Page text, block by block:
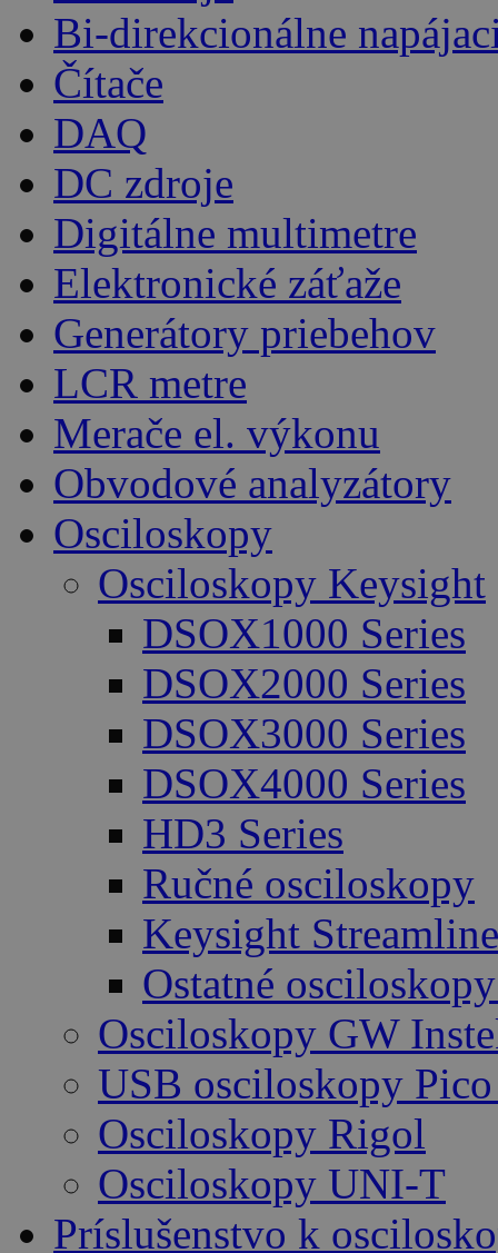
Bi-direkcionálne
Čítače
DAQ
DC zdroje
Digitálne multimetre
Elektronické záťaže
Generátory priebehov
LCR metre
Merače el. výkonu
Obvodové analyzátory
Osciloskopy
Osciloskopy Keysight
DSOX1000 Series
DSOX2000 Series
DSOX3000 Series
DSOX4000 Series
HD3 Series
Ručné osciloskopy
Keysight
Ostatné
Osciloskopy GW
USB osciloskopy
Osciloskopy Rigol
Osciloskopy UNI-T
Príslušenstvo k